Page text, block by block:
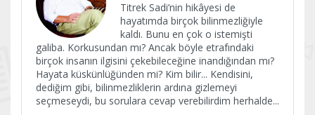
Titrek Sadi’nin hikâyesi de
hayatımda birçok bilinmezliğiyle
kaldı. Bunu en çok o istemişti
galiba. Korkusundan mı? Ancak böyle etrafındaki
birçok insanın ilgisini çekebileceğine inandığından mı?
Hayata küskünlüğünden mi? Kim bilir... Kendisini,
dediğim gibi, bilinmezliklerin ardına gizlemeyi
seçmeseydi, bu sorulara cevap verebilirdim herhalde...